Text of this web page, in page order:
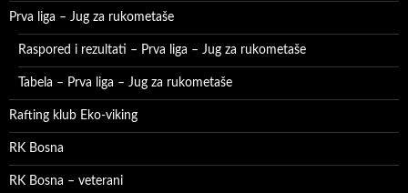
Prva liga – Jug za rukometaše
Raspored i rezultati – Prva liga – Jug za rukometaše
Tabela – Prva liga – Jug za rukometaše
Rafting klub Eko-viking
RK Bosna
RK Bosna – veterani